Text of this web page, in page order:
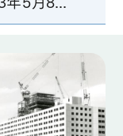
学病院
学病院
学病院
学病院
学病院
学病院